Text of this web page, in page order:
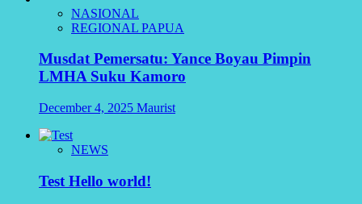
NASIONAL
REGIONAL PAPUA
Musdat Pemersatu: Yance Boyau Pimpin
LMHA Suku Kamoro
December 4, 2025 Maurist
NEWS
Test Hello world!